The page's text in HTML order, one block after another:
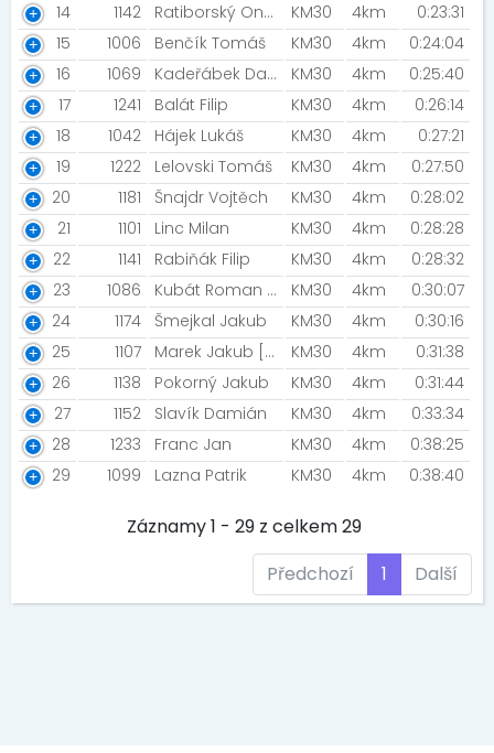
14
1142 Ratiborský Ondřej [Avenier] KM30 4km
0:23:31
15
1006 Benčík Tomáš KM30 4km
0:24:04
16
1069 Kadeřábek David KM30 4km
0:25:40
17
1241 Balát Filip KM30 4km
0:26:14
18
1042 Hájek Lukáš KM30 4km
0:27:21
19
1222 Lelovski Tomáš KM30 4km
0:27:50
20
1181 Šnajdr Vojtěch KM30 4km
0:28:02
21
1101 Linc Milan KM30 4km
0:28:28
22
1141 Rabiňák Filip KM30 4km
0:28:32
23
1086 Kubát Roman [Mediterra] KM30 4km
0:30:07
24
1174 Šmejkal Jakub KM30 4km
0:30:16
25
1107 Marek Jakub [PSP Sýkora Praha] KM30 4km
0:31:38
26
1138 Pokorný Jakub KM30 4km
0:31:44
27
1152 Slavík Damián KM30 4km
0:33:34
28
1233 Franc Jan KM30 4km
0:38:25
29
1099 Lazna Patrik KM30 4km 0:38:40
Záznamy 1 - 29 z celkem 29
Předchozí
1 Další